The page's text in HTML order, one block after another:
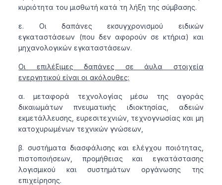
κυριότητα του μισθωτή κατά τη λήξη της σύμβασης.
ε. Οι δαπάνες εκσυγχρονισμού ειδικών
εγκαταστάσεων (που δεν αφορούν σε κτήρια) και
μηχανολογικών εγκαταστάσεων.
Οι επιλέξιμες δαπάνες σε άυλα στοιχεία
ενεργητικού είναι οι ακόλουθες:
α. μεταφορά τεχνολογίας μέσω της αγοράς
δικαιωμάτων πνευματικής ιδιοκτησίας, αδειών
εκμετάλλευσης, ευρεσιτεχνιών, τεχνογνωσίας και μη
κατοχυρωμένων τεχνικών γνώσεων,
β. συστήματα διασφάλισης και ελέγχου ποιότητας,
πιστοποιήσεων, προμήθειας και εγκατάστασης
λογισμικού και συστημάτων οργάνωσης της
επιχείρησης.